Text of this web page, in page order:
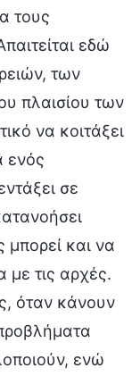
τους
εδώ
των
πλαισίου των
να κοιτάξει
ενός
σε
μπορεί και να
με τις αρχές.
όταν κάνουν
ενώ